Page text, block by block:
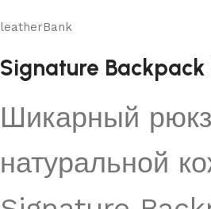
leatherBank
Signature Backpack
Шикарный
натуральной